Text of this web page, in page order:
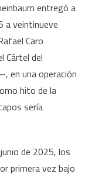
entregó a
a veintinueve
Caro
Cártel del
en una operación
hito de la
sería
de 2025, los
primera vez bajo